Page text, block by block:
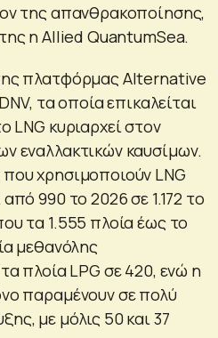
της απανθρακοποίησης,
η Allied QuantumSea.
πλατφόρμας Alternative
τα οποία επικαλείται
LNG κυριαρχεί στον
εναλλακτικών καυσίμων.
χρησιμοποιούν LNG
990 το 2026 σε 1.172 το
τα 1.555 πλοία έως το
μεθανόλης
πλοία LPG σε 420, ενώ η
παραμένουν σε πολύ
με μόλις 50 και 37